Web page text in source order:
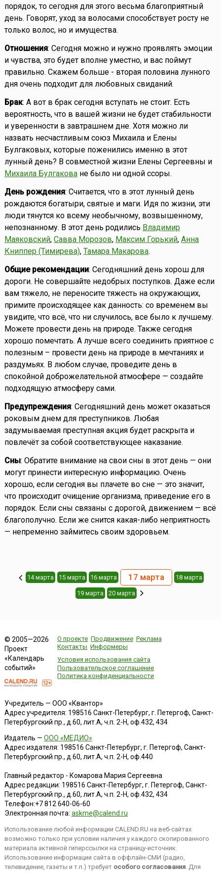
порядок, то сегодня для этого весьма благоприятный
день. Говорят, уход за волосами способствует росту не
только волос, но и имущества.
Отношения: Сегодня можно и нужно проявлять эмоции
и чувства, это будет вполне уместно, и вас поймут
правильно. Скажем больше - вторая половина лунного
дня очень подходит для любовных свиданий.
Брак: А вот в брак сегодня вступать не стоит. Есть
вероятность, что в вашей жизни не будет стабильности
и уверенности в завтрашнем дне. Хотя можно ли
назвать несчастливым союз Михаила и Елены
Булгаковых, которые поженились именно в этот
лунный день? В совместной жизни Елены Сергеевны и
Михаила Булгаковане было ни одной ссоры.
День рождения: Считается, что в этот лунный день
рождаются богатыри, святые и маги. Идя по жизни, эти
люди тянутся ко всему необычному, возвышенному,
непознанному. В этот день родились Владимир
Маяковский, Савва Морозов, Максим Горький, Анна
Книппер (Тимирева), Тамара Макарова.
Общие рекомендации: Сегодняшний день хорош для
дороги. Не совершайте недобрых поступков. Даже если
вам тяжело, не переносите тяжесть на окружающих,
примите происходящее как данность: со временем вы
увидите, что всё, что ни случилось, все было к лучшему.
Можете провести день на природе. Также сегодня
хорошо помечтать. А лучше всего соединить приятное с
полезным – провести день на природе в мечтаниях и
раздумьях. В любом случае, проведите день в
спокойной доброжелательной атмосфере — создайте
подходящую атмосферу сами.
Предупреждения: Сегодняшний день может оказаться
роковым днем для преступников. Любая
задумываемая преступная акция будет раскрыта и
повлечёт за собой соответствующее наказание.
Сны: Обратите внимание на свои сны в этот день — они
могут принести интересную информацию. Очень
хорошо, если сегодня вы плачете во сне — это значит,
что происходит очищение организма, приведение его в
порядок. Если сны связаны с дорогой, движением — всё
благополучно. Если же снится какая-либо неприятность
— непременно займитесь своим здоровьем.
14 марта 15 марта 16 марта 17 марта 18 марта
19 марта 20 марта
© 2005—2026
Проект
«Календарь
событий»
О проекте Продвижение Реклама
Контакты Информеры
Условия использования сайта
Пользовательское соглашение
Политика конфиденциальности
Учредитель — ООО «Квантор»
Адрес учредителя: 198516 Санкт-Петербург, г. Петергоф, Санкт-
Петербургский пр., д.60, лит.А, ч.п. 2-Н, оф.432, 434
Издатель — ООО «МЕДИО»
Адрес издателя: 198516 Санкт-Петербург, г. Петергоф, Санкт-
Петербургский пр., д.60, лит.А, ч.п. 2-Н, оф.440
Главный редактор - Комарова Мария Сергеевна
Адрес редакции: 198516 Санкт-Петербург, г. Петергоф, Санкт-
Петербургский пр., д.60, лит.А, ч.п. 2-Н, оф.432, 434
Телефон:+7 812 640-06-60
Электронная почта: askme@calend.ru
Использование любой информации CALEND.RU на веб-сайтах
возможно только при условии наличия у каждого скопированного
материала активной гиперссылки на страницу-источник.
Использование информации сайта в оффлайн-СМИ (радио,
телевидение, газеты и т.п.) требует особого согласования. Для